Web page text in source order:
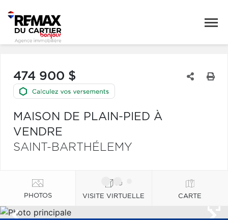
474 900 $
MAISON DE PLAIN-PIED À
VENDRE
SAINT-BARTHÉLEMY
PHOTOS VISITE VIRTUELLE CARTE